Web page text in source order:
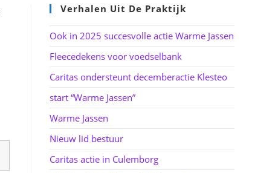
Verhalen Uit De Praktijk
Ook in 2025 succesvolle actie Warme Jassen
Fleecedekens voor voedselbank
Caritas ondersteunt decemberactie Klesteo
start “Warme Jassen”
Warme Jassen
Nieuw lid bestuur
Caritas actie in Culemborg